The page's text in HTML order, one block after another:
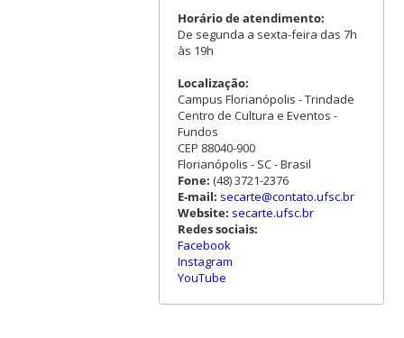
Horário de atendimento:
De segunda a sexta-feira das 7h
às 19h
Localização:
Campus Florianópolis - Trindade
Centro de Cultura e Eventos -
Fundos
CEP 88040-900
Florianópolis - SC - Brasil
Fone: (48) 3721-2376
E-mail: secarte@contato.ufsc.br
Website: secarte.ufsc.br
Redes sociais:
Facebook
Instagram
YouTube